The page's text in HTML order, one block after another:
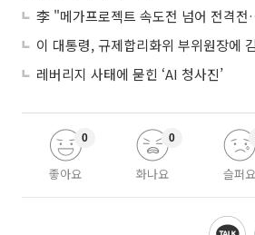
레버리지 사태에 묻힌 ‘AI 청사진’
좋아요
0
화나요
0
슬퍼요